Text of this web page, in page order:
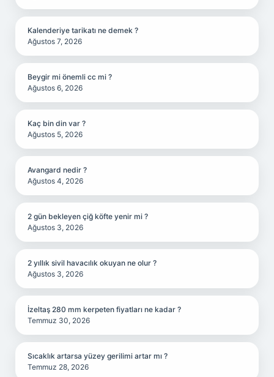
Kalenderiye tarikatı ne demek ?
Ağustos 7, 2026
Beygir mi önemli cc mi ?
Ağustos 6, 2026
Kaç bin din var ?
Ağustos 5, 2026
Avangard nedir ?
Ağustos 4, 2026
2 gün bekleyen çiğ köfte yenir mi ?
Ağustos 3, 2026
2 yıllık sivil havacılık okuyan ne olur ?
Ağustos 3, 2026
İzeltaş 280 mm kerpeten fiyatları ne kadar ?
Temmuz 30, 2026
Sıcaklık artarsa yüzey gerilimi artar mı ?
Temmuz 28, 2026